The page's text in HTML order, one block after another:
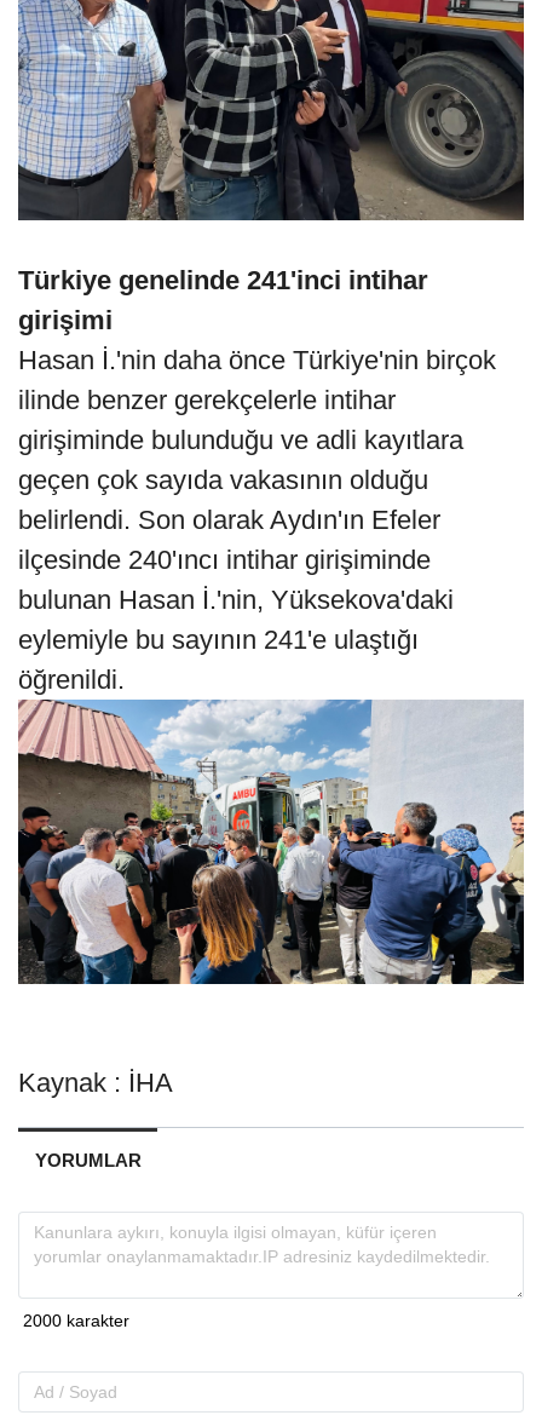
Türkiye genelinde 241'inci intihar
girişimi
Hasan İ.'nin daha önce Türkiye'nin birçok
ilinde benzer gerekçelerle intihar
girişiminde bulunduğu ve adli kayıtlara
geçen çok sayıda vakasının olduğu
belirlendi. Son olarak Aydın'ın Efeler
ilçesinde 240'ıncı intihar girişiminde
bulunan Hasan İ.'nin, Yüksekova'daki
eylemiyle bu sayının 241'e ulaştığı
öğrenildi.
Kaynak : İHA
YORUMLAR